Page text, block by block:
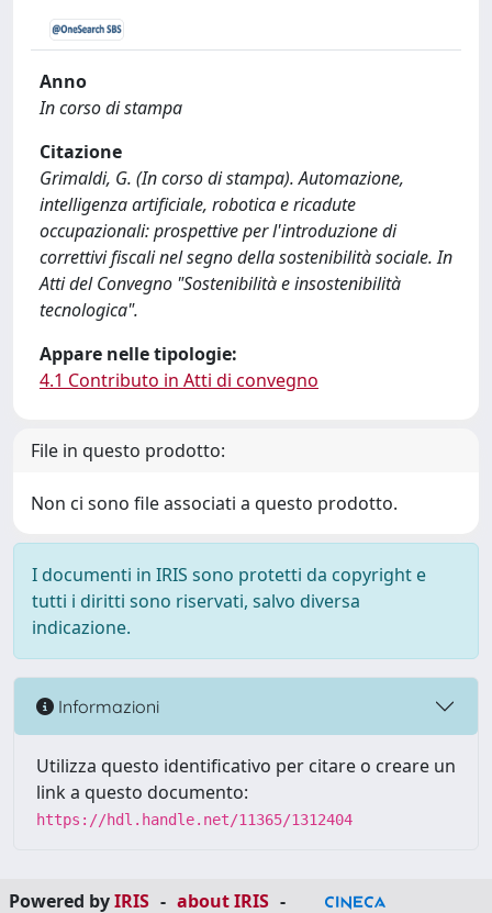
Anno
In corso di stampa
Citazione
Grimaldi, G. (In corso di stampa). Automazione,
intelligenza artificiale, robotica e ricadute
occupazionali: prospettive per l'introduzione di
correttivi fiscali nel segno della sostenibilità sociale. In
Atti del Convegno "Sostenibilità e insostenibilità
tecnologica".
Appare nelle tipologie:
4.1 Contributo in Atti di convegno
File in questo prodotto:
Non ci sono file associati a questo prodotto.
I documenti in IRIS sono protetti da copyright e
tutti i diritti sono riservati, salvo diversa
indicazione.
Informazioni
Utilizza questo identificativo per citare o creare un
link a questo documento:
https://hdl.handle.net/11365/1312404
Powered byIRIS - about IRIS -